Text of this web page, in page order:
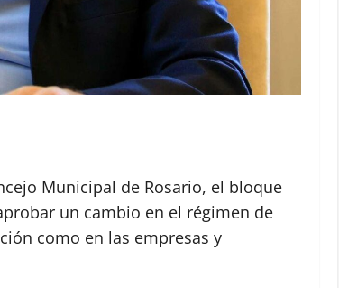
Municipal de Rosario, el bloque
un cambio en el régimen de
como en las empresas y